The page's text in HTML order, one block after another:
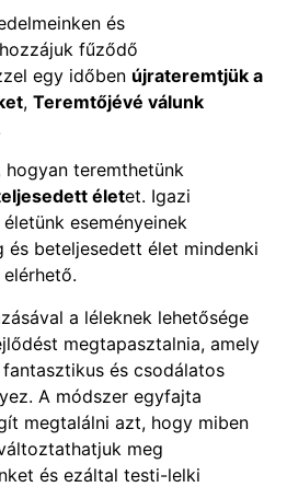
és
fűződő
egy időben újrateremtjük a
, Teremtőjévé válunk
teremthetünk
életet. Igazi
eseményeinek
és beteljesedett élet mindenki
a léleknek lehetősége
megtapasztalnia, amely
és csodálatos
A módszer egyfajta
megtalálni azt, hogy miben
meg
és ezáltal testi-lelki